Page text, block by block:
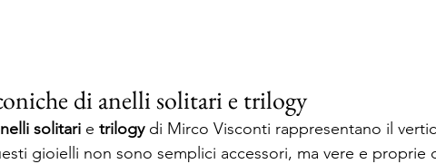
di anelli solitari e trilogy
solitari e trilogy di Mirco Visconti rappresentano il
gioielli non sono semplici accessori, ma vere e proprie